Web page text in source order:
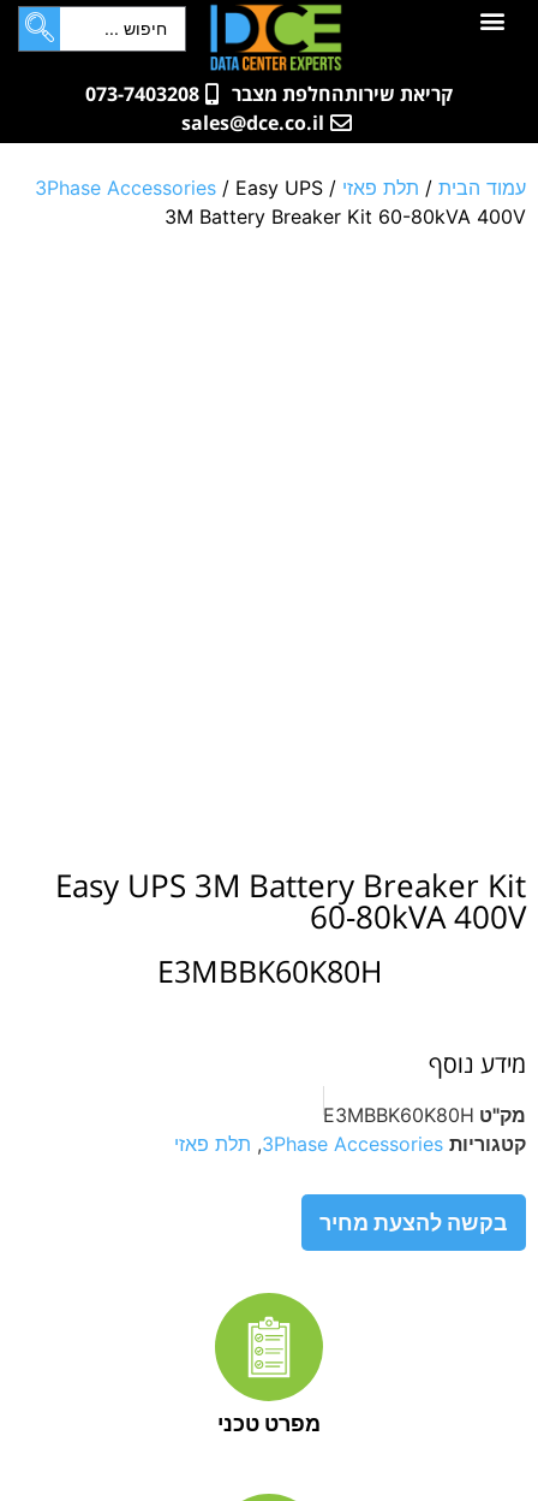
לתוכן
קריאת שירותהחלפת מצבר
073-7403208
sales@dce.co.il
עמוד הבית / תלת פאזי /
3Phase Accessories / Easy UPS
3M Battery Breaker Kit 60-80kVA 400V
Easy UPS 3M Battery Breaker Kit
60-80kVA 400V
E3MBBK60K80H
מידע נוסף
מק"ט E3MBBK60K80H
קטגוריות 3Phase Accessories
, תלת פאזי
בקשה להצעת מחיר
מפרט טכני